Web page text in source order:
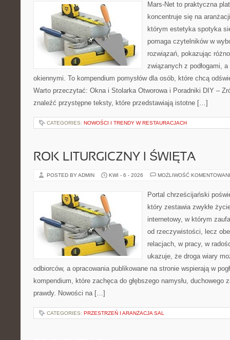
Mars-Net to praktyczna
koncentruje się na
którym estetyka spotyka
pomaga czytelników w
rozwiązań, pokazując
związanych z podłogami,
okiennymi. To kompendium pomysłów dla osób, które chcą
Warto przeczytać: Okna i Stolarka Otworowa i Poradniki DIY –
znaleźć przystępne teksty, które przedstawiają istotne […]
CATEGORIES: NOWOŚCI I TRENDY W RESTAURACJACH
ROK LITURGICZNY I ŚWIĘTA
POSTED BY ADMIN KWI - 6 - 2026 MOŻLIWOŚĆ
Portal chrześcijański
który zestawia zwykłe
internetowy, w którym
od rzeczywistości, lecz
relacjach, w pracy, w
ukazuje, że droga wiary
odbiorców, a opracowania publikowane na stronie wspierają w
kompendium, które zachęca do głębszego namysłu, duchowego
prawdy. Nowości na […]
CATEGORIES: PRZESTRZEŃ I ARANŻACJA SAL